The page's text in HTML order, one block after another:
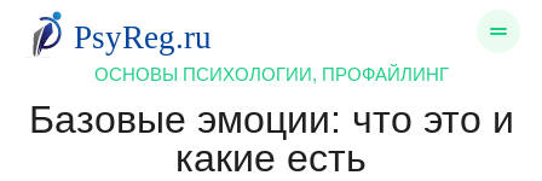
ОСНОВЫ ПСИХОЛОГИИ, ПРОФАЙЛИНГ
Базовые эмоции: что это и
какие есть